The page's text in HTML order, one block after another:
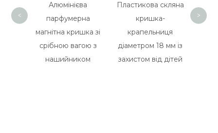
Алюмінієва
парфумерна
магнітна кришка зі
срібною вагою з
нашийником
Пластикова скляна
кришка-
крапельниця
діаметром 18 мм із
захистом від дітей
мл
< >